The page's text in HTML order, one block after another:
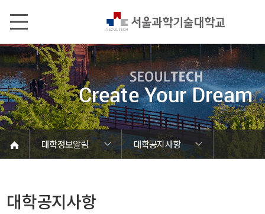
대학정보알림
대학공지사항
대학정보알림
정보공개
정보서비스안내
온라인민원센터
청렴행정
갑질신고센터
유실물 센터
SEOULTECH광장
대학공지사항
학사공지
장학공지
대학원공지
취업공지
대학입찰
채용정보
공모/외부행사
등록금심의위원회
코로나바이러스19 대응안내
재정위원회
대학공지사항